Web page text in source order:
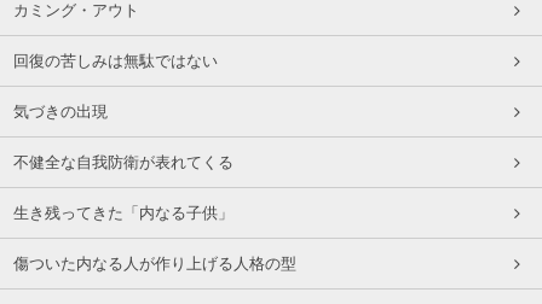
カミング・アウト
回復の苦しみは無駄ではない
気づきの出現
不健全な自我防衛が表れてくる
生き残ってきた「内なる子供」
傷ついた内なる人が作り上げる人格の型